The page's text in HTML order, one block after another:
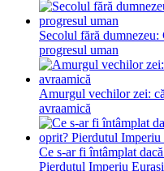
Secolul fără
progresul uman
Amurgul vechilor zei:
avraamică
Ce s-ar fi întâmplat
Pierdutul Imperiu